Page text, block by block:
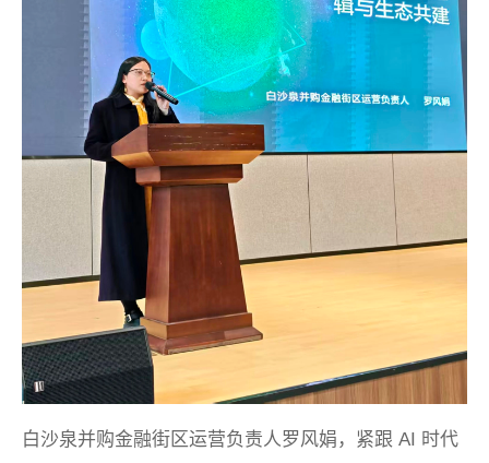
白沙泉并购金融街区运营负责人罗风娟，紧跟 AI 时代